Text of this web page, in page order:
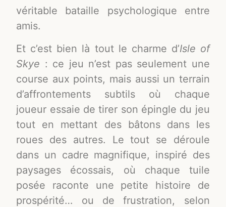
véritable bataille psychologique entre
amis.
Et c’est bien là tout le charme d’Isle of
Skye : ce jeu n’est pas seulement une
course aux points, mais aussi un terrain
d’affrontements subtils où chaque
joueur essaie de tirer son épingle du jeu
tout en mettant des bâtons dans les
roues des autres. Le tout se déroule
dans un cadre magnifique, inspiré des
paysages écossais, où chaque tuile
posée raconte une petite histoire de
prospérité… ou de frustration, selon